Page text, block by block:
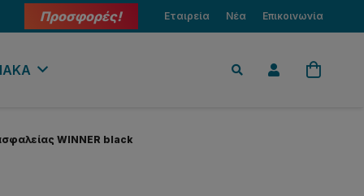
Προσφορές! Εταιρεία Νέα Επικοινωνία
WINNER black